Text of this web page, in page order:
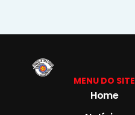
MENU DO SITE
Home